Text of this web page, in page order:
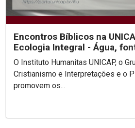
Encontros Bíblicos na
Ecologia Integral - Água,
O Instituto Humanitas UNICAP, o
Cristianismo e Interpretações e o
promovem os...